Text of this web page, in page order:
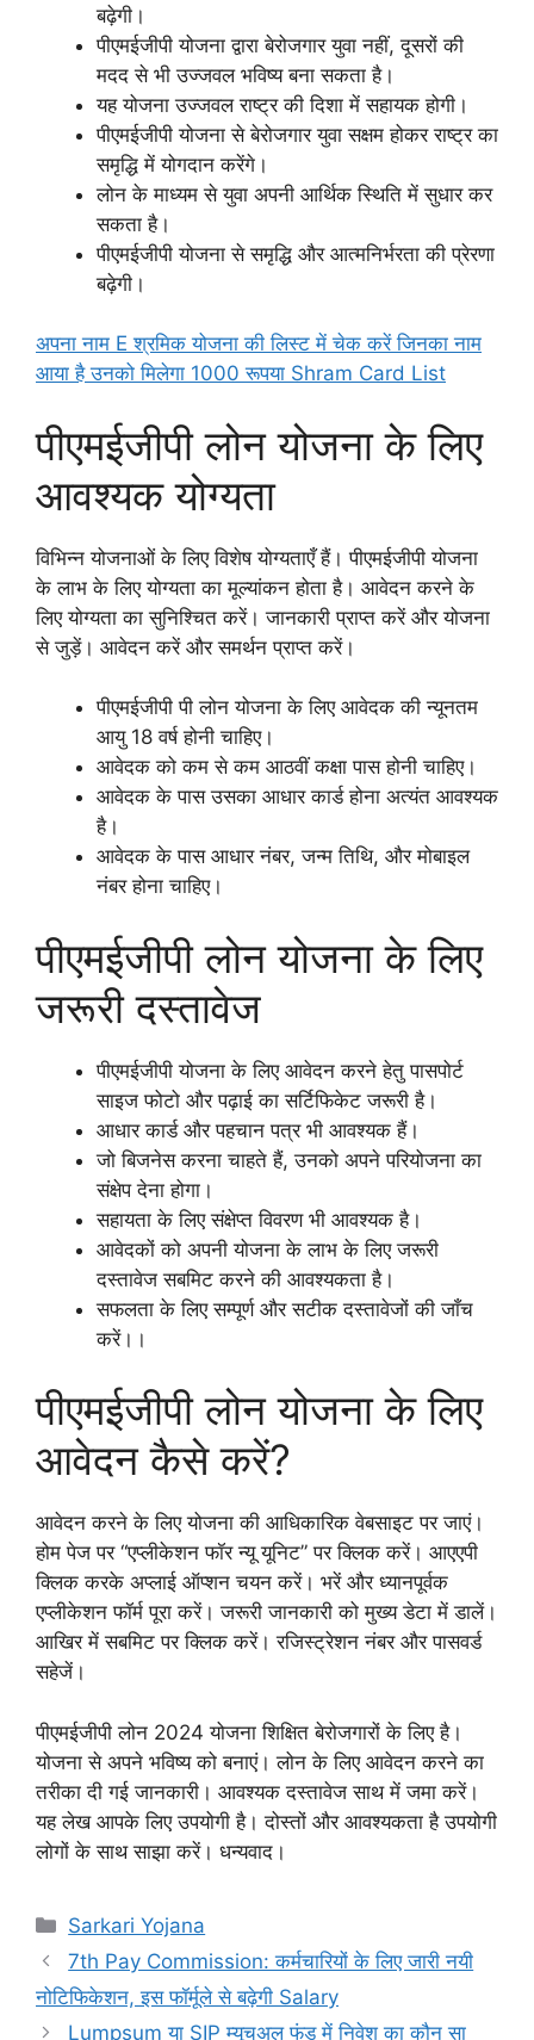
बढ़ेगी।
पीएमईजीपी योजना द्वारा बेरोजगार युवा नहीं, दूसरों की
मदद से भी उज्जवल भविष्य बना सकता है।
यह योजना उज्जवल राष्ट्र की दिशा में सहायक होगी।
पीएमईजीपी योजना से बेरोजगार युवा सक्षम होकर राष्ट्र का
समृद्धि में योगदान करेंगे।
लोन के माध्यम से युवा अपनी आर्थिक स्थिति में सुधार कर
सकता है।
पीएमईजीपी योजना से समृद्धि और आत्मनिर्भरता की प्रेरणा
बढ़ेगी।
अपना नाम E श्रमिक योजना की लिस्ट में चेक करें जिनका नाम
आया है उनको मिलेगा 1000 रूपया Shram Card List
पीएमईजीपी लोन योजना के लिए
आवश्यक योग्यता
विभिन्न योजनाओं के लिए विशेष योग्यताएँ हैं। पीएमईजीपी योजना
के लाभ के लिए योग्यता का मूल्यांकन होता है। आवेदन करने के
लिए योग्यता का सुनिश्चित करें। जानकारी प्राप्त करें और योजना
से जुड़ें। आवेदन करें और समर्थन प्राप्त करें।
पीएमईजीपी पी लोन योजना के लिए आवेदक की न्यूनतम
आयु 18 वर्ष होनी चाहिए।
आवेदक को कम से कम आठवीं कक्षा पास होनी चाहिए।
आवेदक के पास उसका आधार कार्ड होना अत्यंत आवश्यक
है।
आवेदक के पास आधार नंबर, जन्म तिथि, और मोबाइल
नंबर होना चाहिए।
पीएमईजीपी लोन योजना के लिए
जरूरी दस्तावेज
पीएमईजीपी योजना के लिए आवेदन करने हेतु पासपोर्ट
साइज फोटो और पढ़ाई का सर्टिफिकेट जरूरी है।
आधार कार्ड और पहचान पत्र भी आवश्यक हैं।
जो बिजनेस करना चाहते हैं, उनको अपने परियोजना का
संक्षेप देना होगा।
सहायता के लिए संक्षेप्त विवरण भी आवश्यक है।
आवेदकों को अपनी योजना के लाभ के लिए जरूरी
दस्तावेज सबमिट करने की आवश्यकता है।
सफलता के लिए सम्पूर्ण और सटीक दस्तावेजों की जाँच
करें।।
पीएमईजीपी लोन योजना के लिए
आवेदन कैसे करें?
आवेदन करने के लिए योजना की आधिकारिक वेबसाइट पर जाएं।
होम पेज पर “एप्लीकेशन फॉर न्यू यूनिट” पर क्लिक करें। आएएपी
क्लिक करके अप्लाई ऑप्शन चयन करें। भरें और ध्यानपूर्वक
एप्लीकेशन फॉर्म पूरा करें। जरूरी जानकारी को मुख्य डेटा में डालें।
आखिर में सबमिट पर क्लिक करें। रजिस्ट्रेशन नंबर और पासवर्ड
सहेजें।
पीएमईजीपी लोन 2024 योजना शिक्षित बेरोजगारों के लिए है।
योजना से अपने भविष्य को बनाएं। लोन के लिए आवेदन करने का
तरीका दी गई जानकारी। आवश्यक दस्तावेज साथ में जमा करें।
यह लेख आपके लिए उपयोगी है। दोस्तों और आवश्यकता है उपयोगी
लोगों के साथ साझा करें। धन्यवाद।
Categories
Sarkari Yojana
7th Pay Commission: कर्मचारियों के लिए जारी नयी
नोटिफिकेशन, इस फॉर्मूले से बढ़ेगी Salary
Lumpsum या SIP म्यूचुअल फंड में निवेश का कौन सा